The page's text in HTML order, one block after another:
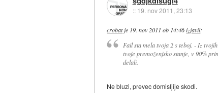
:: 19. nov 2011, 23:13
crobatje 19. nov 2011 ob 14:46 izjavil:
Fail sta mela tvoja 2 s teboj. - Iz
tvoje premoženjsko stanje, v 90%
delali.
Ne bluzi, prevec domisljije skodi.